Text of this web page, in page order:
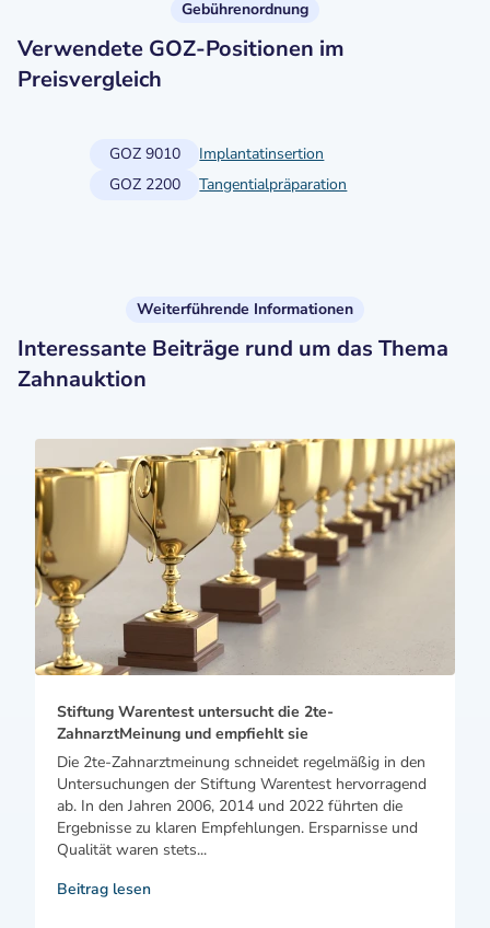
Gebührenordnung
Verwendete GOZ-Positionen im
Preisvergleich
GOZ 9010
Implantatinsertion
GOZ 2200
Tangentialpräparation
Weiterführende Informationen
Interessante Beiträge rund um das Thema
Zahnauktion
Stiftung Warentest untersucht die 2te-
ZahnarztMeinung und empfiehlt sie
Die 2te-Zahnarztmeinung schneidet regelmäßig in den
Untersuchungen der Stiftung Warentest hervorragend
ab. In den Jahren 2006, 2014 und 2022 führten die
Ergebnisse zu klaren Empfehlungen. Ersparnisse und
Qualität waren stets...
Beitrag lesen